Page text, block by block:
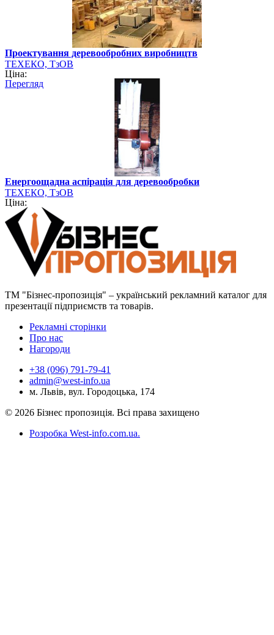
Проектування деревообробних виробництв
ТЕХЕКО, ТзОВ
Ціна:
Перегляд
Енергоощадна аспірація для деревообробки
ТЕХЕКО, ТзОВ
Ціна:
ТМ "Бізнес-пропозиція" – український рекламний каталог для
презентації підприємств та товарів.
Рекламні сторінки
Про нас
Нагороди
+38 (096) 791-79-41
admin@west-info.ua
м. Львів, вул. Городоцька, 174
© 2026 Бізнес пропозиція. Всі права захищено
Розробка West-info.com.ua.